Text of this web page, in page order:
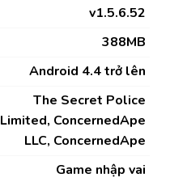
v1.5.6.52
388MB
Android 4.4 trở lên
The Secret Police
Limited, ConcernedApe
LLC, ConcernedApe
Game nhập vai